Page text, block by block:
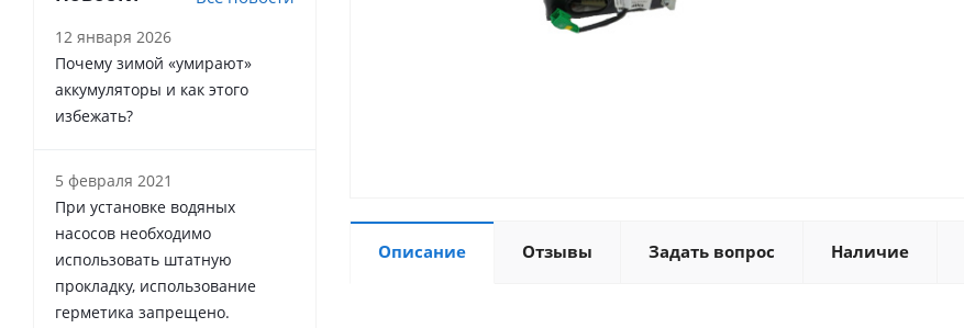
Описание Отзывы Задать вопрос Наличие
12 января 2026
Почему зимой «умирают»
аккумуляторы и как этого
избежать?
5 февраля 2021
При установке водяных
насосов необходимо
использовать штатную
прокладку, использование
герметика запрещено.